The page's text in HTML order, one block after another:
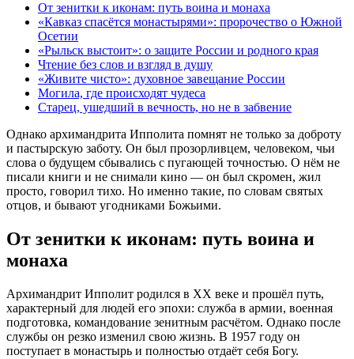
От зенитки к иконам: путь воина и монаха
«Кавказ спасётся монастырями»: пророчество о Южной
Осетии
«Рыльск выстоит»: о защите России и родного края
Чтение без слов и взгляд в душу
«Живите чисто»: духовное завещание России
Могила, где происходят чудеса
Старец, ушедший в вечность, но не в забвение
Однако архимандрита Ипполита помнят не только за доброту
и пастырскую заботу. Он был прозорливцем, человеком, чьи
слова о будущем сбывались с пугающей точностью. О нём не
писали книги и не снимали кино — он был скромен, жил
просто, говорил тихо. Но именно такие, по словам святых
отцов, и бывают угодниками Божьими.
От зенитки к иконам: путь воина и
монаха
Архимандрит Ипполит родился в XX веке и прошёл путь,
характерный для людей его эпохи: служба в армии, военная
подготовка, командование зенитным расчётом. Однако после
службы он резко изменил свою жизнь. В 1957 году он
поступает в монастырь и полностью отдаёт себя Богу.